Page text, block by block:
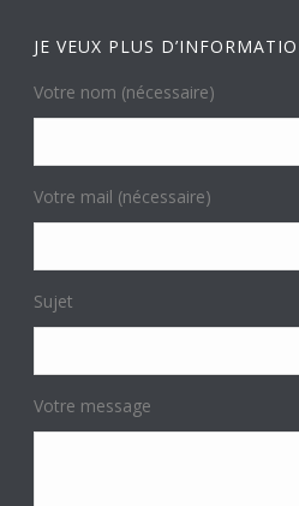
JE VEUX PLUS
Votre nom (nécessaire)
Votre mail (nécessaire)
Sujet
Votre message